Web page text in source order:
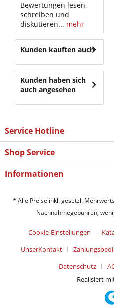
Bewertungen lesen,
schreiben und
diskutieren... mehr
Kunden kauften auch
Kunden haben sich
auch angesehen
Service Hotline
Shop Service
Informationen
* Alle Preise inkl. gesetzl.
Nachnahmegebühren,
Cookie-Einstellungen
UnserKontakt
Datenschutz
Realisiert